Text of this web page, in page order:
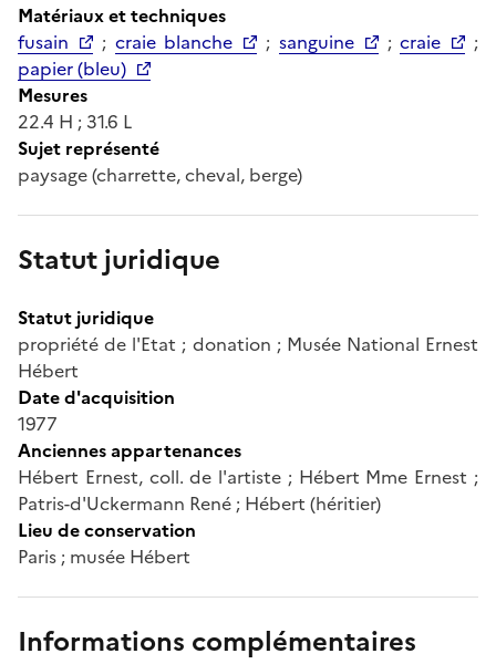
Matériaux et techniques
fusain
; craie blanche ; sanguine ;craie
;
papier (bleu)
Mesures
22.4 H ; 31.6 L
Sujet représenté
paysage (charrette, cheval, berge)
Statut juridique
Statut juridique
propriété de l'Etat ; donation ; Musée National Ernest
Hébert
Date d'acquisition
1977
Anciennes appartenances
Hébert Ernest, coll. de l'artiste ; Hébert Mme Ernest ;
Patris-d'Uckermann René ; Hébert (héritier)
Lieu de conservation
Paris ; musée Hébert
Informations complémentaires